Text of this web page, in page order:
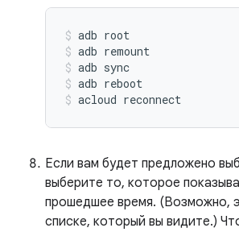
adb root
adb remount
adb sync
adb reboot
acloud reconnect
Если вам будет предложено
выберите то, которое
прошедшее время. (Возможно,
списке, который вы видите.)